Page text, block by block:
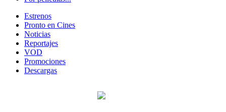
Estrenos
Pronto en Cines
Noticias
Reportajes
VOD
Promociones
Descargas